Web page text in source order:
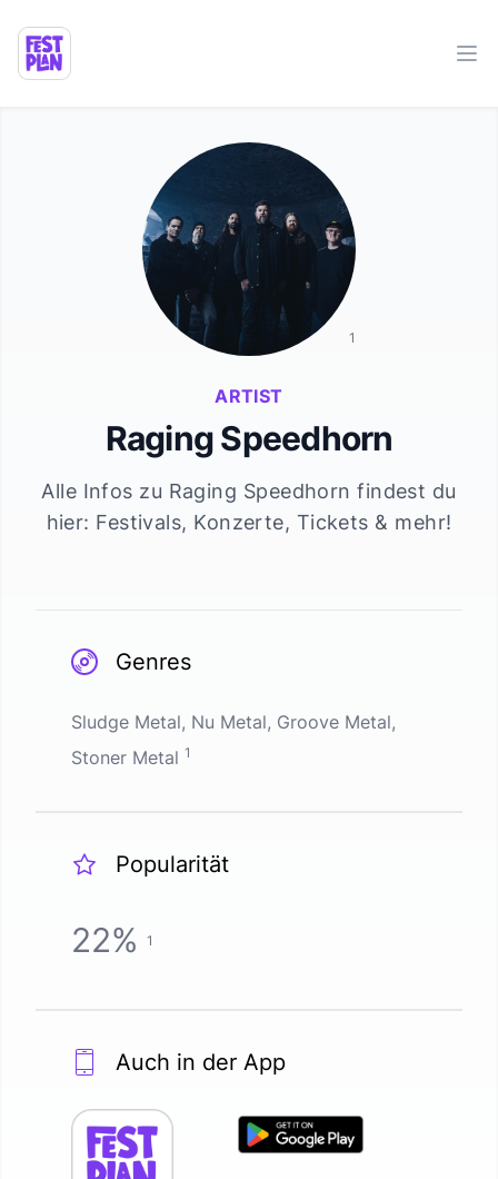
ARTIST
Raging Speedhorn
Alle Infos zu Raging Speedhorn findest du
hier: Festivals, Konzerte, Tickets & mehr!
1
Genres
Sludge Metal, Nu Metal, Groove Metal,
Stoner Metal 1
Popularität
22% 1
Auch in der App